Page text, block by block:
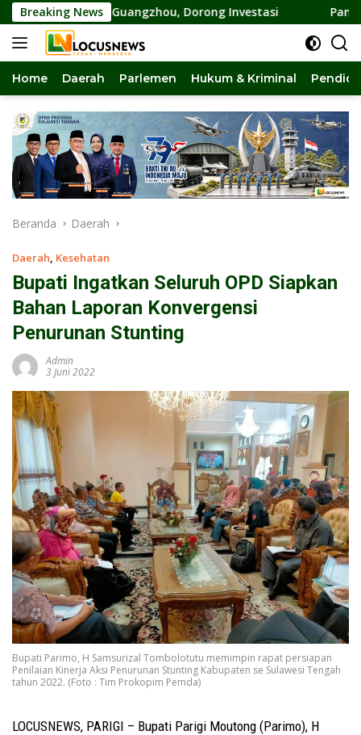
Langsung
ke
konten
Breaking News
Palu-Guangzhou, Dorong Investasi Pansus DPRD
Home Daerah Parlemen Hukum & Kriminal
Beranda Daerah
Daerah, Kesehatan
Bupati Ingatkan Seluruh OPD Siapkan
Bahan Laporan Konvergensi
Penurunan Stunting
Admin
3 Juni 2022
Bupati Parimo, H Samsurizal Tombolotutu memimpin rapat persiapan
Penilaian Kinerja Aksi Penurunan Stunting Kabupaten se Sulawesi Tengah
tahun 2022. (Foto : Tim Prokopim Pemda)
LOCUSNEWS, PARIGI – Bupati Parigi Moutong (Parimo), H